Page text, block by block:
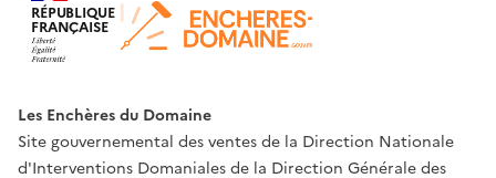
RÉPUBLIQUE
FRANÇAISE
Les Enchères du Domaine
Site gouvernemental des ventes de la Direction Nationale
d'Interventions Domaniales de la Direction Générale des